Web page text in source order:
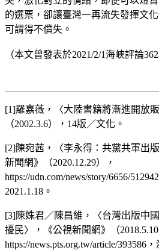
的選票，卻讓臺灣一再流失發揮文
可謂得不償失。
（本文曾發表於2021/2/1海峽評論362
[1]羅嘉薇，〈大陸書籍將漸進開放
（2002.3.6），14版／文化。
[2]陳宛茜，〈李永得：共黨共軍出
新聞網》（2020.12.29），
https://udn.com/news/story/6656/
2021.1.18。
[3]陳姝君／陳昌維，〈台灣出版中
擾民〉，《公視新聞網》（2018.5.10
https://news.pts.org.tw/article/393586